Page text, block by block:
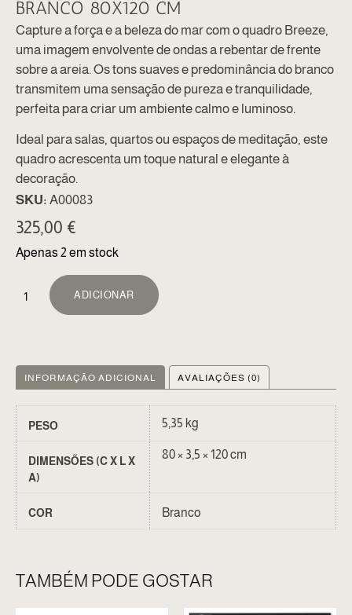
BRANCO 80X120 CM
Capture a força e a beleza do mar com o quadro Breeze,
uma imagem envolvente de ondas a rebentar de frente
sobre a areia. Os tons suaves e predominância do branco
transmitem uma sensação de pureza e tranquilidade,
perfeita para criar um ambiente calmo e luminoso.
Ideal para salas, quartos ou espaços de meditação, este
quadro acrescenta um toque natural e elegante à
decoração.
SKU: A00083
325,00 €
Apenas 2 em stock
ADICIONAR
INFORMAÇÃO ADICIONAL AVALIAÇÕES (0)
PESO 5,35 kg
DIMENSÕES (C X L X
A)
80 × 3,5 × 120 cm
COR Branco
TAMBÉM PODE GOSTAR